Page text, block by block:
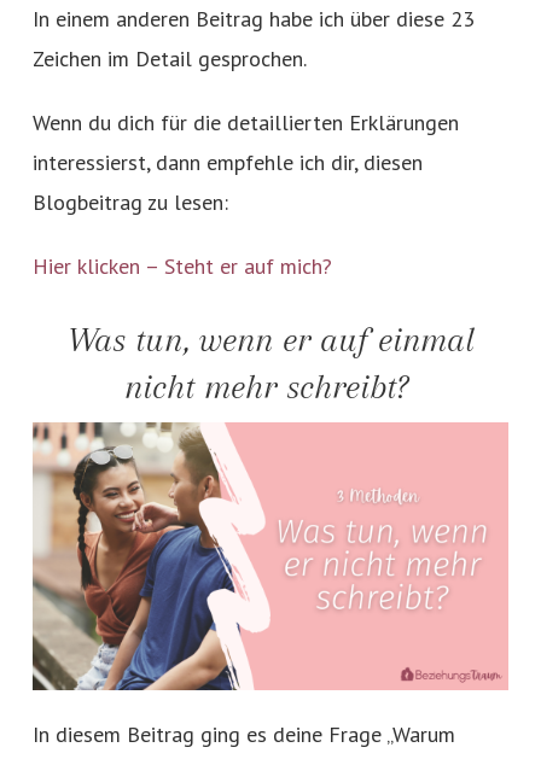
In einem anderen Beitrag habe ich über diese 23
Zeichen im Detail gesprochen.
Wenn du dich für die detaillierten Erklärungen
interessierst, dann empfehle ich dir, diesen
Blogbeitrag zu lesen:
Hier klicken – Steht er auf mich?
Was tun, wenn er auf einmal
nicht mehr schreibt?
In diesem Beitrag ging es deine Frage „Warum